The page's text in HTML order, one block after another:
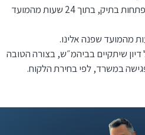
לתת ללקוח עדכון, בכל התפתחות בתיק, בתוך 24 שעות מהמועד
שיתקיים בביהמ״ש, בצורה הטובה
במשרד, לפי בחירת הלקוח.